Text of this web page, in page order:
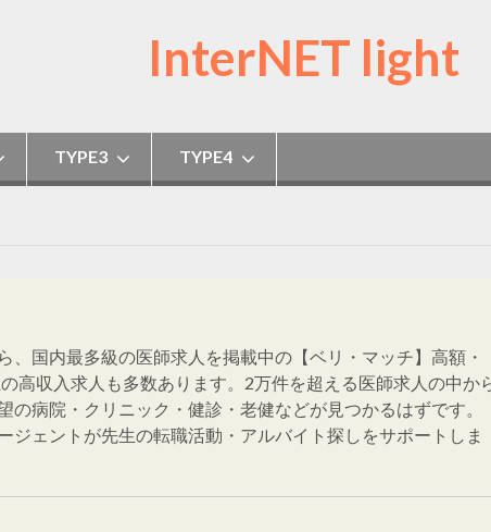
InterNET light
TYPE3 TYPE4
、国内最多級の医師求人を掲載中の【ベリ・マッチ】高額・
高収入求人も多数あります。2万件を超える医師求人の中か
病院・クリニック・健診・老健などが見つかるはずです。
ジェントが先生の転職活動・アルバイト探しをサポートしま